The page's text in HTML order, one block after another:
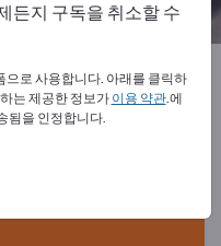
요구
락처 >> 여기서 시작
든지 구독을 취소할 수
로 사용합니다. 아래를 클릭하
는 제공한 정보가 이용 약관.에
됨을 인정합니다.